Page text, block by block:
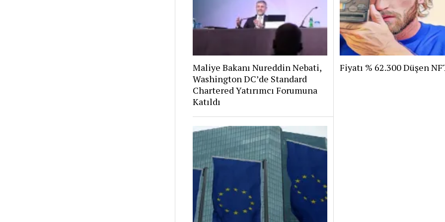
Maliye Bakanı Nureddin Nebati,
Washington DC’de Standard
Chartered Yatırımcı Forumuna
Katıldı
Fiyatı % 62.300 Düşen